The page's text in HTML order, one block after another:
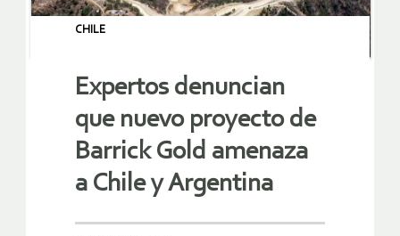
CHILE
Expertos denuncian
que nuevo proyecto de
Barrick Gold amenaza
a Chile y Argentina